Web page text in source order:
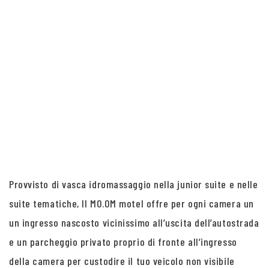
Provvisto di vasca idromassaggio nella junior suite e nelle
suite tematiche, Il MO.OM motel offre per ogni camera un
un ingresso nascosto vicinissimo all’uscita dell’autostrada
e un parcheggio privato proprio di fronte all’ingresso
della camera per custodire il tuo veicolo non visibile